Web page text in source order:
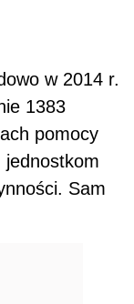
w 2014 r.
1383
pomocy
jednostkom
Sam